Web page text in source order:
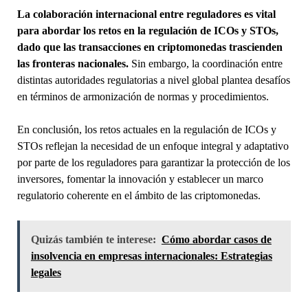
La colaboración internacional entre reguladores es vital
para abordar los retos en la regulación de ICOs y STOs,
dado que las transacciones en criptomonedas trascienden
las fronteras nacionales.Sin embargo, la coordinación entre
distintas autoridades regulatorias a nivel global plantea desafíos
en términos de armonización de normas y procedimientos.
En conclusión, los retos actuales en la regulación de ICOs y
STOs reflejan la necesidad de un enfoque integral y adaptativo
por parte de los reguladores para garantizar la protección de los
inversores, fomentar la innovación y establecer un marco
regulatorio coherente en el ámbito de las criptomonedas.
Quizás también te interese: Cómo abordar casos de
insolvencia en empresas internacionales: Estrategias
legales